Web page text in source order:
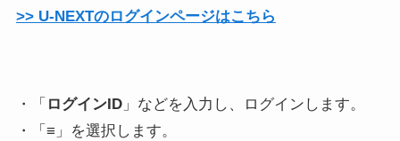
>> U-NEXTのログインページはこちら
・「 ログインID」などを入力し、ログインします。
・「≡」を選択します。